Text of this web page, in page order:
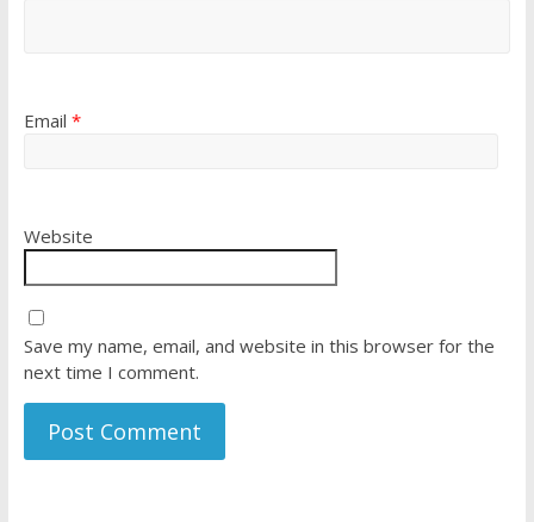
Email *
Website
Save my name, email, and website in this browser for the
next time I comment.